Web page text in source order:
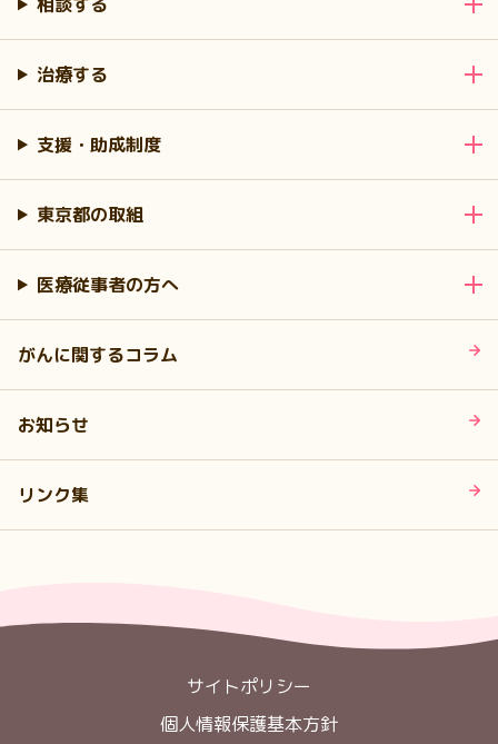
治療する
支援・助成制度
東京都の取組
医療従事者の方へ
がんに関するコラム
お知らせ
リンク集
サイトポリシー
個人情報保護基本方針